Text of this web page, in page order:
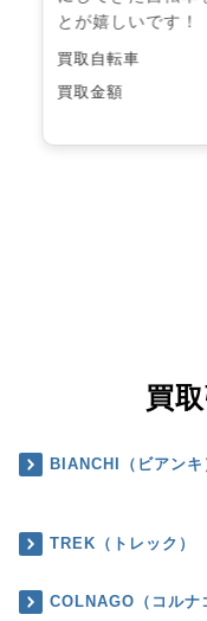
とが嬉しいです！
買取自転車
買取金額
買
BIANCHI（ビアンキ
TREK（トレック）
COLNAGO（コルナ